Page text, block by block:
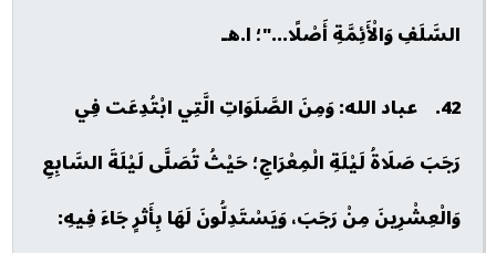
السَّلَفِ وَالْأَئِمَّةِ أَصْلًا..."؛ ا.هـ
42. عباد الله: وَمِنَ الصَّلَوَاتِ الَّتِي ابْتُدِعَت فِي
رَجَبَ صَلَاةُ لَيْلَةِ الْمِعْرَاجِ؛ حَيْثُ تُصَلَّى لَيْلَةَ السَّابِعِ
وَالْعِشْرِينَ مِنْ رَجَبَ، وَيَسْتَدِلُّونَ لَهَا بِأَثرٍ جَاءَ فِيهِ: